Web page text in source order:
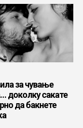
за чување
доколку сакате
да бакнете